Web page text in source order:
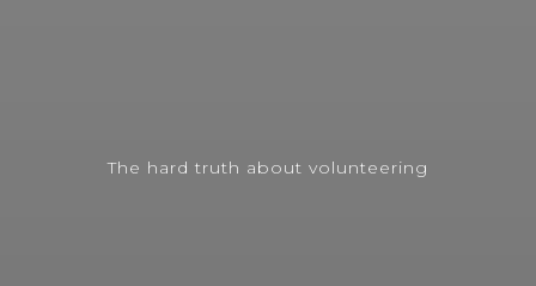
The hard truth about volunteering